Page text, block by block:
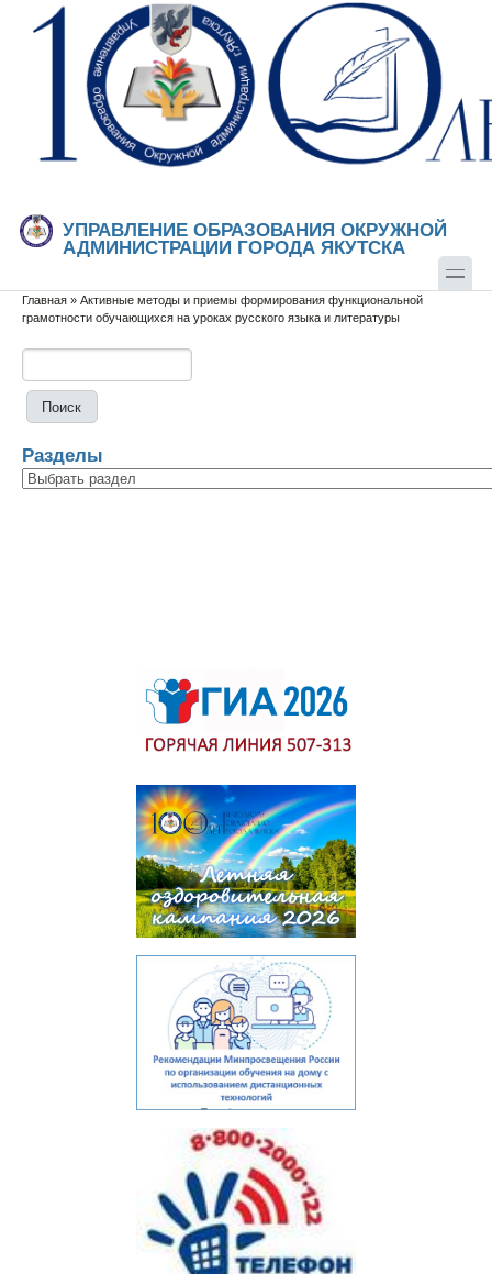
Перейти к основному содержанию
Skip to search
УПРАВЛЕНИЕ ОБРАЗОВАНИЯ ОКРУЖНОЙ
АДМИНИСТРАЦИИ ГОРОДА ЯКУТСКА
Вы здесь
Главная » Активные методы и приемы формирования функциональной
грамотности обучающихся на уроках русского языка и литературы
Разделы